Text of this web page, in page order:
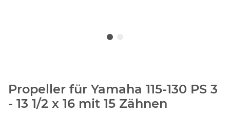
Propeller für Yamaha 115-130 PS 3
- 13 1/2 x 16 mit 15 Zähnen